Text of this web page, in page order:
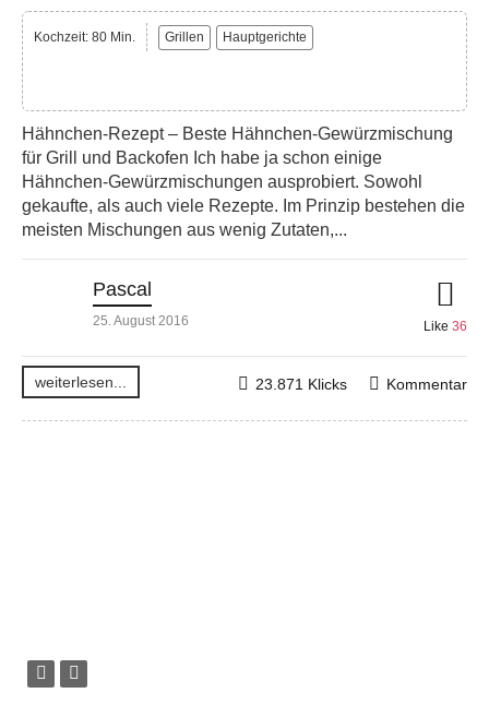
Kochzeit: 80 Min. Grillen Hauptgerichte
Hähnchen-Rezept – Beste Hähnchen-Gewürzmischung
für Grill und Backofen Ich habe ja schon einige
Hähnchen-Gewürzmischungen ausprobiert. Sowohl
gekaufte, als auch viele Rezepte. Im Prinzip bestehen die
meisten Mischungen aus wenig Zutaten,...
Pascal
25. August 2016 Like 36
weiterlesen... Kommentar
23.871 Klicks